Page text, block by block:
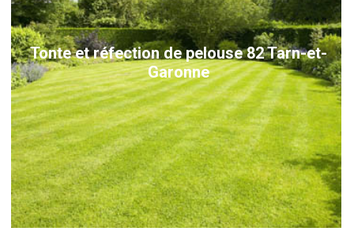
Tonte et réfection de pelouse 82 Tarn-et-
Garonne